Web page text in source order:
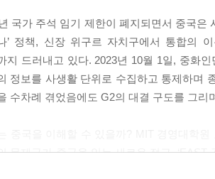
장. 규모 확장 수단으로서의 과거 제도」 중
에서 2018년 사이 개혁개방을 내세운 중국
제’로 알려진 구조 안에서 신생 기업의 진
의 중앙집권적 인사 관리의 틀 안에 M자형
국가 주석 임기 제한이 폐지되면서 중국은
’ 정책, 신장 위구르 자치구에서 통합의
지 드러내고 있다. 2023년 10월 1일, 중화
정보를 사생활 단위로 수집하고 통제하며
수차례 겪었음에도 G2의 대결 구도를 그리
문제국가 중국을 읽는 새로운 접근,